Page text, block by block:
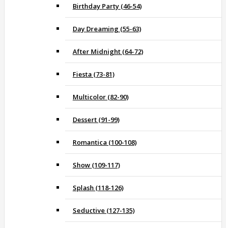
Birthday Party (46-54)
Day Dreaming (55-63)
After Midnight (64-72)
Fiesta (73-81)
Multicolor (82-90)
Dessert (91-99)
Romantica (100-108)
Show (109-117)
Splash (118-126)
Seductive (127-135)